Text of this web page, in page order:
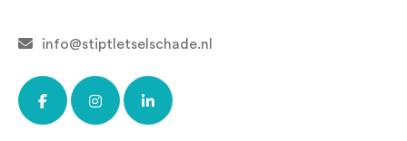
info@stiptletselschade.nl